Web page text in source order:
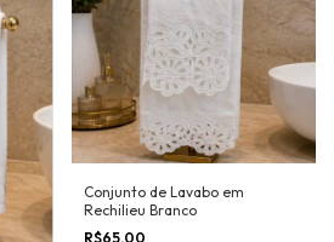
Conjunto de Lavabo em
Rechilieu Branco
R$65,00